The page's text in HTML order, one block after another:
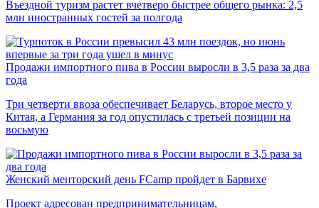
Въездной туризм растет вчетверо быстрее общего рынка: 2,5
млн иностранных гостей за полгода
Продажи импортного пива в России выросли в 3,5 раза за два
года
Три четверти ввоза обеспечивает Беларусь, второе место у
Китая, а Германия за год опустилась с третьей позиции на
восьмую
Женский менторский день FCamp пройдет в Барвихе
Проект адресован предпринимательницам,